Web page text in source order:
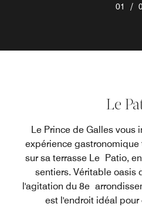
01 /
Le
Le Prince de Galles vous
expérience
sur sa terrasse Le Patio,
sentiers. Véritable oasis
l'agitation du 8e
est l'endroit idéal pour